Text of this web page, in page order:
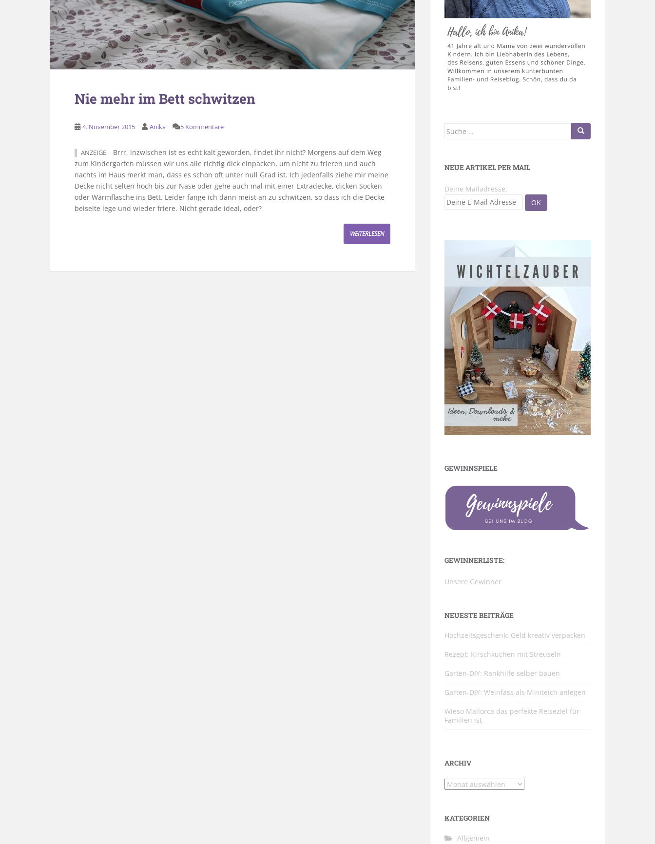
Nie mehr im Bett schwitzen
4. November 2015 Anika 5 Kommentare
ANZEIGE
Brrr, inzwischen ist es echt kalt geworden, findet ihr nicht? Morgens auf dem Weg
zum Kindergarten müssen wir uns alle richtig dick einpacken, um nicht zu frieren und auch
nachts im Haus merkt man, dass es schon oft unter null Grad ist. Ich jedenfalls ziehe mir meine
Decke nicht selten hoch bis zur Nase oder gehe auch mal mit einer Extradecke, dicken Socken
oder Wärmflasche ins Bett. Leider fange ich dann meist an zu schwitzen, so dass ich die Decke
beiseite lege und wieder friere. Nicht gerade ideal, oder?
WEITERLESEN
Suche
NEUE ARTIKEL PER MAIL
Deine Mailadresse:
GEWINNSPIELE
GEWINNERLISTE:
Unsere Gewinner
NEUESTE BEITRÄGE
Hochzeitsgeschenk: Geld kreativ verpacken
Rezept: Kirschkuchen mit Streuseln
Garten-DIY: Rankhilfe selber bauen
Garten-DIY: Weinfass als Miniteich anlegen
Wieso Mallorca das perfekte Reiseziel für
Familien ist
ARCHIV
Archiv
KATEGORIEN
Allgemein